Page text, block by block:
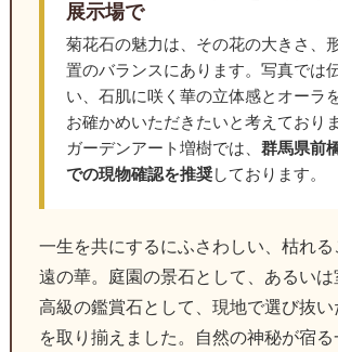
展示場で
菊花石の魅力は、その花の大きさ、
置のバランスにあります。写真では
い、石肌に咲く華の立体感とオーラ
お確かめいただきたいと考えておりま
ガーデンアート増樹では、 群馬県前
での現物確認を推奨しております。
一生を共にするにふさわしい、枯れる
遠の華。庭園の景石として、あるい
高級の鑑賞石として、現地で選び抜
を取り揃えました。自然の神秘が宿